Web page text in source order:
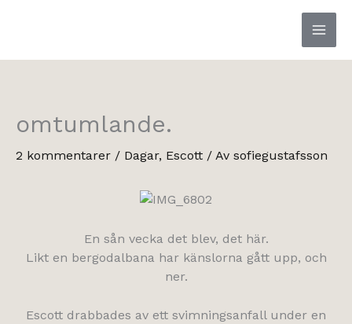
omtumlande.
2 kommentarer / Dagar, Escott / Av sofiegustafsson
En sån vecka det blev, det här.
Likt en bergodalbana har känslorna gått upp, och
ner.
Escott drabbades av ett svimningsanfall under en